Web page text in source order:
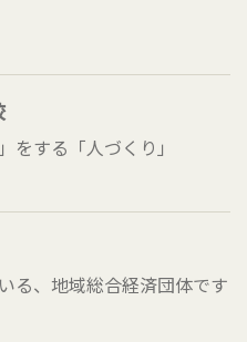
をする「人づくり」
る、地域総合経済団体です